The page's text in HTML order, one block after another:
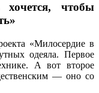
чтобы
«Милосердие в
одеяла. Первое
А вот второе
— оно со